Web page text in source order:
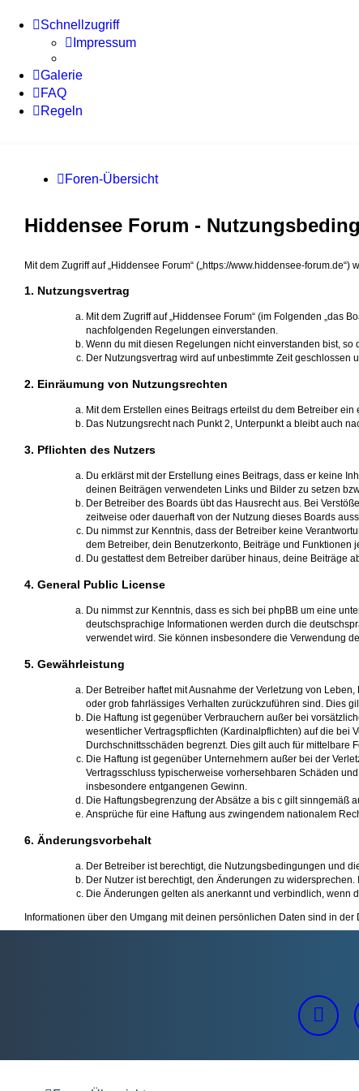
Schnellzugriff
Impressum
Galerie
FAQ
Regeln
Foren-Übersicht
Hiddensee Forum -
Mit dem Zugriff auf „Hiddensee Forum“ („https://www.hiddensee-
1. Nutzungsvertrag
Mit dem Zugriff auf „Hiddensee Forum“ (im Folgenden „das
nachfolgenden Regelungen einverstanden.
Wenn du mit diesen Regelungen nicht einverstanden bist,
Der Nutzungsvertrag wird auf unbestimmte Zeit
2. Einräumung von Nutzungsrechten
Mit dem Erstellen eines Beitrags erteilst du dem Betreiber
Das Nutzungsrecht nach Punkt 2, Unterpunkt a bleibt auch
3. Pflichten des Nutzers
Du erklärst mit der Erstellung eines Beitrags, dass er keine
deinen Beiträgen verwendeten Links und Bilder zu setzen
Der Betreiber des Boards übt das Hausrecht aus. Bei
zeitweise oder dauerhaft von der Nutzung dieses Boards
Du nimmst zur Kenntnis, dass der Betreiber keine
dem Betreiber, dein Benutzerkonto, Beiträge und Funktionen
Du gestattest dem Betreiber darüber hinaus, deine Beiträge
4. General Public License
Du nimmst zur Kenntnis, dass es sich bei phpBB um eine
deutschsprachige Informationen werden durch die
verwendet wird. Sie können insbesondere die Verwendung
5. Gewährleistung
Der Betreiber haftet mit Ausnahme der Verletzung von
oder grob fahrlässiges Verhalten zurückzuführen sind. Dies
Die Haftung ist gegenüber Verbrauchern außer bei
wesentlicher Vertragspflichten (Kardinalpflichten) auf die bei
Durchschnittsschäden begrenzt. Dies gilt auch für
Die Haftung ist gegenüber Unternehmern außer bei der
Vertragsschluss typischerweise vorhersehbaren Schäden
insbesondere entgangenen Gewinn.
Die Haftungsbegrenzung der Absätze a bis c gilt sinngemäß
Ansprüche für eine Haftung aus zwingendem nationalem
6. Änderungsvorbehalt
Der Betreiber ist berechtigt, die Nutzungsbedingungen und
Der Nutzer ist berechtigt, den Änderungen zu
Die Änderungen gelten als anerkannt und verbindlich, wenn
Informationen über den Umgang mit deinen persönlichen Daten sind in